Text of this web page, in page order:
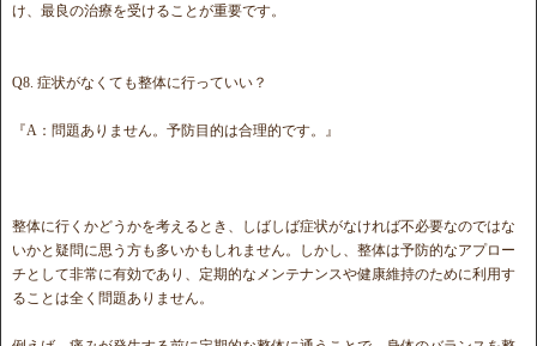
け、最良の治療を受けることが重要です。
Q8. 症状がなくても整体に行っていい？
『A：問題ありません。予防目的は合理的です。』
整体に行くかどうかを考えるとき、しばしば症状がなければ不必要なのではな
いかと疑問に思う方も多いかもしれません。しかし、整体は予防的なアプロー
チとして非常に有効であり、定期的なメンテナンスや健康維持のために利用す
ることは全く問題ありません。